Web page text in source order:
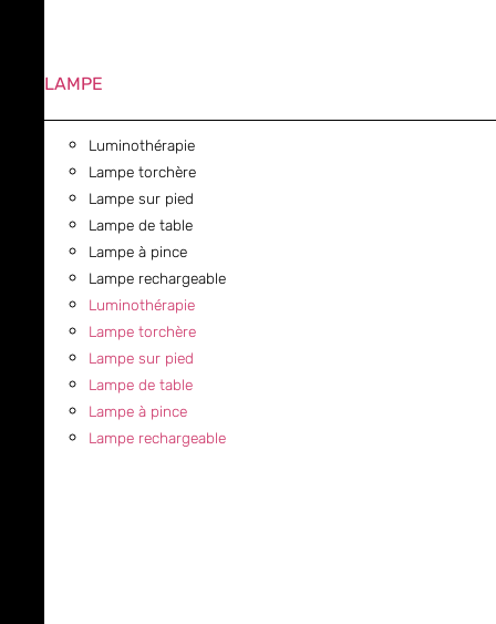
LAMPE
Luminothérapie
Lampe torchère
Lampe sur pied
Lampe de table
Lampe à pince
Lampe rechargeable
Luminothérapie
Lampe torchère
Lampe sur pied
Lampe de table
Lampe à pince
Lampe rechargeable